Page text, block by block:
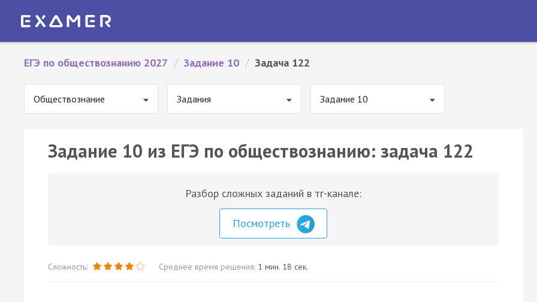
ЕГЭ по обществознанию 2027 / Задание 10 / Задача 122
Обществознание Задания Задание 10
Задание 10 из ЕГЭ по обществознанию: задача 122
Разбор сложных заданий в тг-канале:
Посмотреть
Сложность: Среднее время решения: 1 мин. 18 сек.